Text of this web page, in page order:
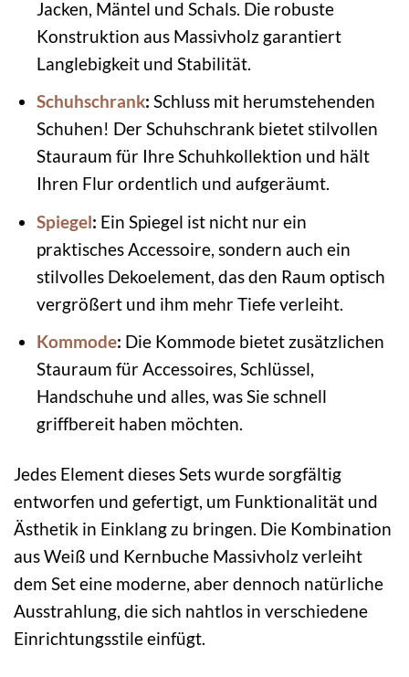
Jacken, Mäntel und Schals. Die robuste
Konstruktion aus Massivholz garantiert
Langlebigkeit und Stabilität.
Schuhschrank: Schluss mit herumstehenden
Schuhen! Der Schuhschrank bietet stilvollen
Stauraum für Ihre Schuhkollektion und hält
Ihren Flur ordentlich und aufgeräumt.
Spiegel: Ein Spiegel ist nicht nur ein
praktisches Accessoire, sondern auch ein
stilvolles Dekoelement, das den Raum optisch
vergrößert und ihm mehr Tiefe verleiht.
Kommode: Die Kommode bietet zusätzlichen
Stauraum für Accessoires, Schlüssel,
Handschuhe und alles, was Sie schnell
griffbereit haben möchten.
Jedes Element dieses Sets wurde sorgfältig
entworfen und gefertigt, um Funktionalität und
Ästhetik in Einklang zu bringen. Die Kombination
aus Weiß und Kernbuche Massivholz verleiht
dem Set eine moderne, aber dennoch natürliche
Ausstrahlung, die sich nahtlos in verschiedene
Einrichtungsstile einfügt.